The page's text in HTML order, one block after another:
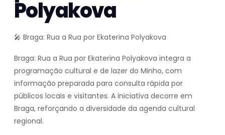
Polyakova
🎤 Braga: Rua a Rua por Ekaterina Polyakova
Braga: Rua a Rua por Ekaterina Polyakova integra a
programação cultural e de lazer do Minho, com
informação preparada para consulta rápida por
públicos locais e visitantes. A iniciativa decorre em
Braga, reforçando a diversidade da agenda cultural
regional.